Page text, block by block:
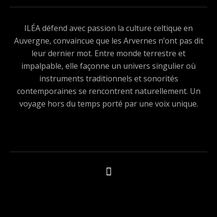
ILÉA défend avec passion la culture celtique en
Auvergne, convaincue que les Arvernes n’ont pas dit
leur dernier mot. Entre monde terrestre et
impalpable, elle façonne un univers singulier où
instruments traditionnels et sonorités
contemporaines se rencontrent naturellement. Un
voyage hors du temps porté par une voix unique.
Boutons des médias sociaux
Tous les produits